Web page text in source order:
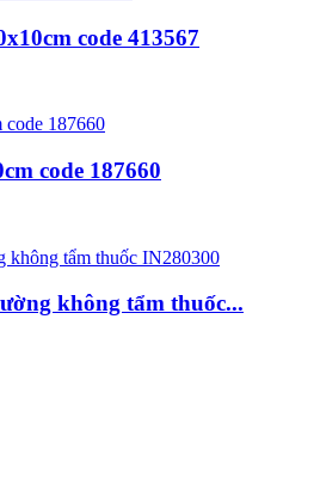
code 413567
code 187660
không tẩm thuốc...